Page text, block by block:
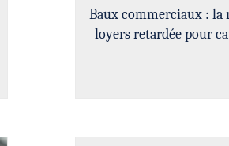
Baux commerciaux : la
loyers retardée pour